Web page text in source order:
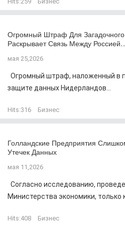
Огромный Штраф Для
Раскрывает Связь Между
мая 25,2026
Огромный штраф, наложенный в
защите данных Нидерландов...
Hits:316 Бизнес
Голландские Предприятия
Утечек Данных
мая 11,2026
Согласно исследованию,
Министерства экономики, только
Hits:408 Бизнес